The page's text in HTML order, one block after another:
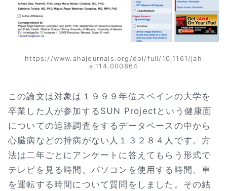
https://www.ahajournals.org/doi/full/10.1161/jah
a.114.000864
この論文は対象は１９９９年位スペインの大学を
卒業した人が参加するSUN Projectという健康面
についての追跡調査をするデータベースの中から
心臓病などの持病がない人１３２８４人です。方
法は二年ごとにアンケートに答えてもらう形式で
テレビを見る時間、パソコンを使用する時間、車
を運転する時間について質問をしました。その結